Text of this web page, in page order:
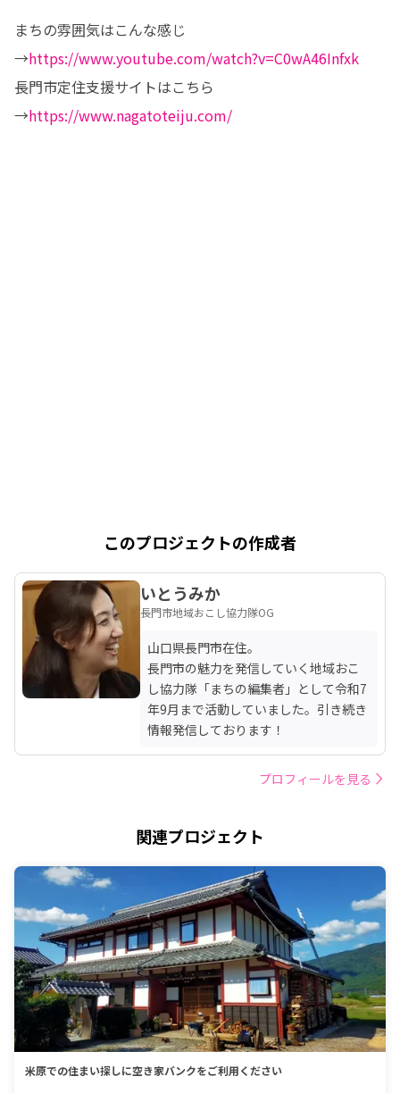
まちの雰囲気はこんな感じ
→https://www.youtube.com/watch?v=C0wA46Infxk
長門市定住支援サイトはこちら
→https://www.nagatoteiju.com/
このプロジェクトの作成者
いとうみか
長門市地域おこし協力隊OG
山口県長門市在住。
長門市の魅力を発信していく地域おこ
し協力隊「まちの編集者」として令和7
年9月まで活動していました。引き続き
情報発信しております！
プロフィールを見る
関連プロジェクト
米原での住まい探しに空き家バンクをご利用ください